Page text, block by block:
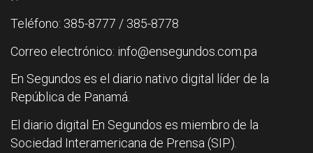
Teléfono: 385-8777 / 385-8778
Correo electrónico: info@ensegundos.com.pa
En Segundos es el diario nativo digital líder de la
República de Panamá.
El diario digital En Segundos es miembro de la
Sociedad Interamericana de Prensa (SIP).